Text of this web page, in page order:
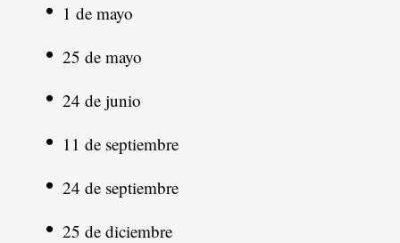
1 de mayo
25 de mayo
24 de junio
11 de septiembre
24 de septiembre
25 de diciembre